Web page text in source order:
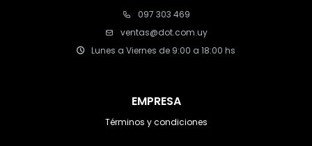
097 303 469
ventas@dot.com.uy
Lunes a Viernes de 9:00 a 18:00 hs
EMPRESA
Términos y condiciones